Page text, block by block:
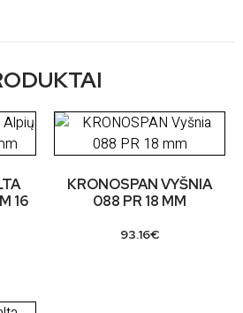
16
KRONOSPAN VYŠNIA
088 PR 18 MM
93.16€